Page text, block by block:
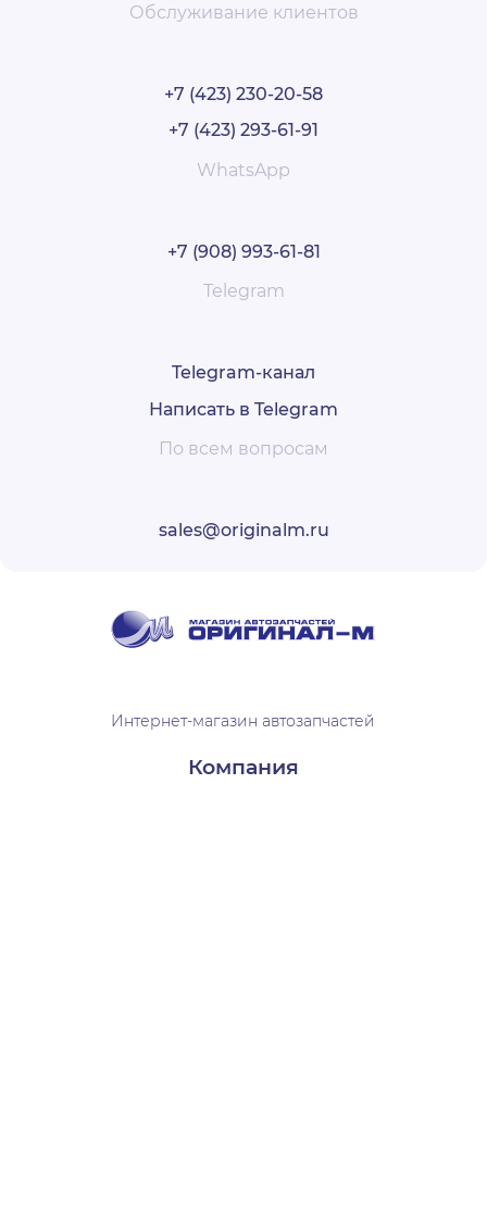
Обслуживание клиентов
+7 (423) 230-20-58
+7 (423) 293-61-91
WhatsApp
+7 (908) 993-61-81
Telegram
Telegram-канал
Написать в Telegram
По всем вопросам
sales@originalm.ru
Интернет-магазин автозапчастей
Компания